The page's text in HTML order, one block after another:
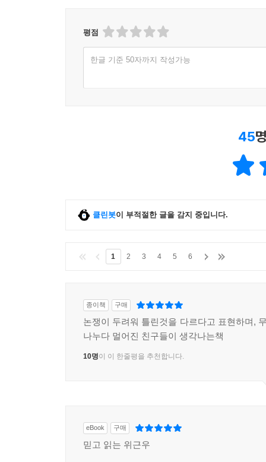
평점
한글 기준 50자까지 작성가능
45
클린봇이 부적절한 글을 감지 중입니다.
1 2 3 4 5 6
종이책 구매
논쟁이 두려워 틀린것을 다르다고 표현하며,
나누다 멀어진 친구들이 생각나는책
10명이 이 한줄평을 추천합니다.
eBook 구매
믿고 읽는 위근우